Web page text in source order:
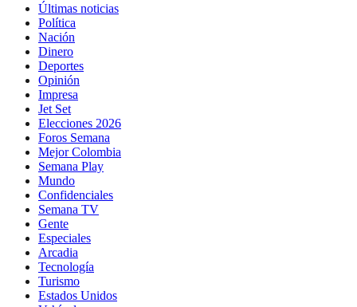
Últimas noticias
Política
Nación
Dinero
Deportes
Opinión
Impresa
Jet Set
Elecciones 2026
Foros Semana
Mejor Colombia
Semana Play
Mundo
Confidenciales
Semana TV
Gente
Especiales
Arcadia
Tecnología
Turismo
Estados Unidos